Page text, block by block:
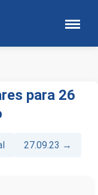
para 26
27.09.23 →